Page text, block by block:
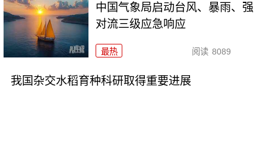
中国气象局启动台风、暴雨、强
对流三级应急响应
最热 阅读 8089
我国杂交水稻育种科研取得重要进展